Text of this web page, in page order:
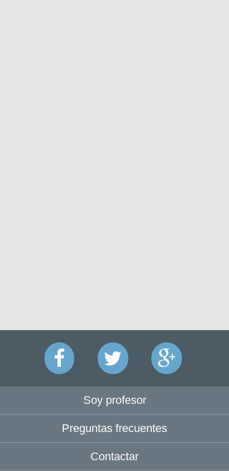
Soy profesor
Preguntas frecuentes
Contactar